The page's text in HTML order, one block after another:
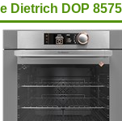
Dietrich DOP 8575